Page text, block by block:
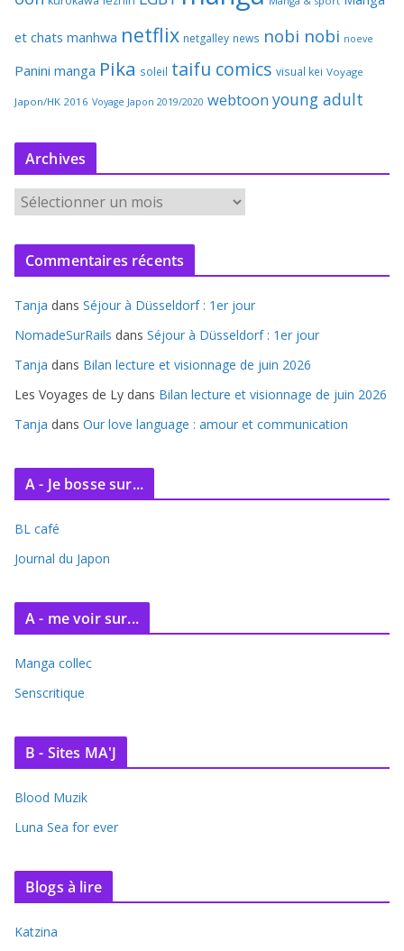
et chats manhwa netflix netgalley news nobi nobi noeve
Panini manga Pika soleil taifu comics visual kei Voyage
Japon/HK 2016 Voyage Japon 2019/2020 webtoon young adult
Archives
r
c
v
e
Commentaires récents
Tanja dans Séjour à Düsseldorf : 1er jour
NomadeSurRails dans Séjour à Düsseldorf : 1er jour
Tanja dans Bilan lecture et visionnage de juin 2026
Les Voyages de Ly dans Bilan lecture et visionnage de juin 2026
Tanja dans Our love language : amour et communication
A - Je bosse sur...
BL café
Journal du Japon
A - me voir sur...
Manga collec
Senscritique
B - Sites MA'J
Blood Muzik
Luna Sea for ever
Blogs à lire
Katzina